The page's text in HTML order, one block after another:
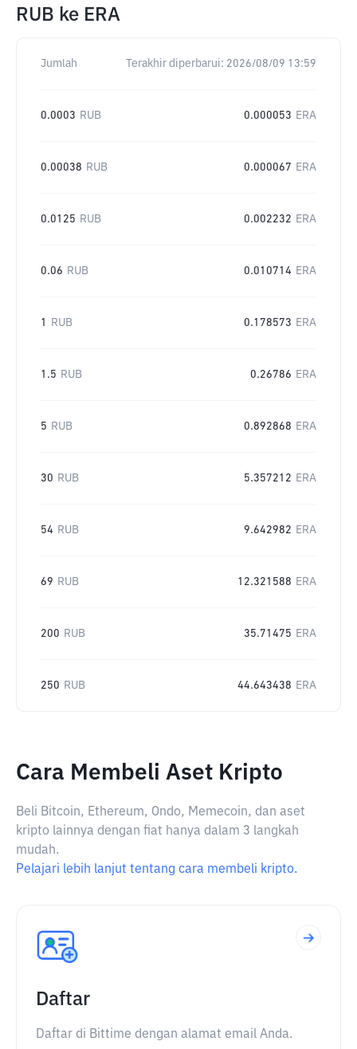
RUB ke ERA
Jumlah Terakhir diperbarui: 2026/08/09 13:59
0.0003 RUB 0.000053 ERA
0.00038 RUB 0.000067 ERA
0.0125 RUB 0.002232 ERA
0.06 RUB 0.010714 ERA
1 RUB 0.178573 ERA
1.5 RUB 0.26786 ERA
5 RUB 0.892868 ERA
30 RUB 5.357212 ERA
54 RUB 9.642982 ERA
69 RUB 12.321588 ERA
200 RUB 35.71475 ERA
250 RUB 44.643438 ERA
Cara Membeli Aset Kripto
Beli Bitcoin, Ethereum, Ondo, Memecoin, dan aset
kripto lainnya dengan fiat hanya dalam 3 langkah
mudah.
Pelajari lebih lanjut tentang cara membeli kripto.
Daftar
Daftar di Bittime dengan alamat email Anda.